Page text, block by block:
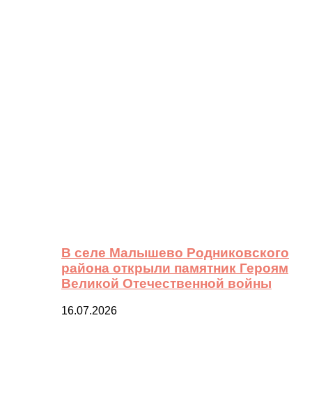
В селе Малышево Родниковского
района открыли памятник Героям
Великой Отечественной войны
16.07.2026